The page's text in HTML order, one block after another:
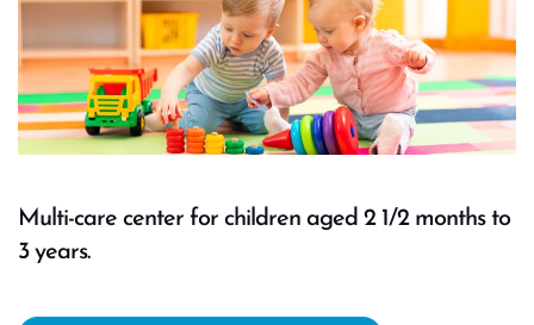
Multi-care center for children aged 2 1/2 months to
3 years.